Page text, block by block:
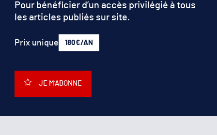
Pour bénéficier d’un accès privilégié à tous
les articles publiés sur site.
Prix unique 180€/AN
JE M'ABONNE